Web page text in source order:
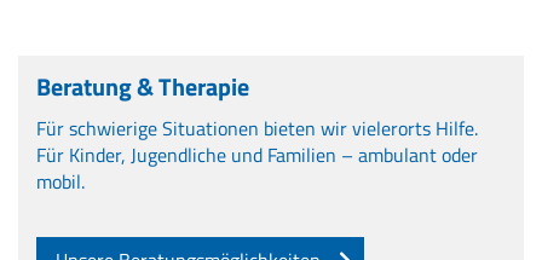
Beratung & Therapie
Für schwierige Situationen bieten wir vielerorts Hilfe.
Für Kinder, Jugendliche und Familien – ambulant oder
mobil.